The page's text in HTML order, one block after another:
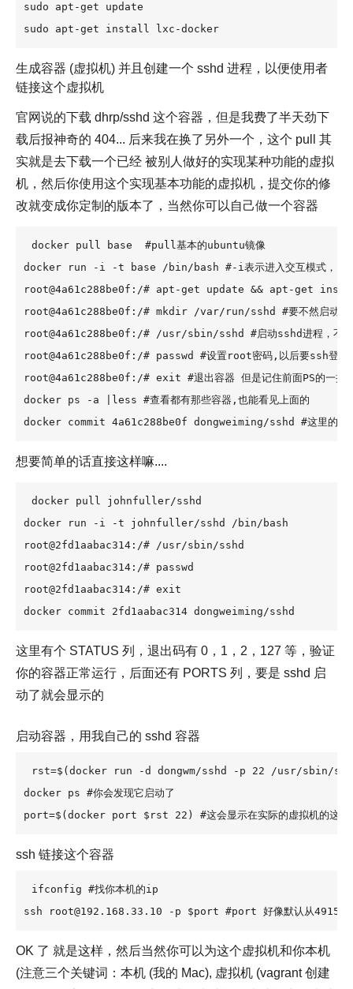
sudo apt-get update
sudo apt-get install lxc-docker
生成容器 (虚拟机) 并且创建一个 sshd 进程，以便使用者
链接这个虚拟机
官网说的下载 dhrp/sshd 这个容器，但是我费了半天劲下
载后报神奇的 404... 后来我在换了另外一个，这个 pull 其
实就是去下载一个已经 被别人做好的实现某种功能的虚拟
机，然后你使用这个实现基本功能的虚拟机，提交你的修
改就变成你定制的版本了，当然你可以自己做一个容器
docker pull base  #pull基本的ubuntu镜像
docker run -i -t base /bin/bash #-i表示进入交互模式，-t为启
root@4a61c288be0f:/# apt-get update && apt-get install
root@4a61c288be0f:/# mkdir /var/run/sshd #要不然启动不
root@4a61c288be0f:/# /usr/sbin/sshd #启动sshd进程，不同
root@4a61c288be0f:/# passwd #设置root密码,以后要ssh登录
root@4a61c288be0f:/# exit #退出容器 但是记住前面PS的一排
docker ps -a |less #查看都有那些容器,也能看见上面的
docker commit 4a61c288be0f dongweiming/sshd #这里的
想要简单的话直接这样嘛....
docker pull johnfuller/sshd
docker run -i -t johnfuller/sshd /bin/bash
root@2fd1aabac314:/# /usr/sbin/sshd
root@2fd1aabac314:/# passwd
root@2fd1aabac314:/# exit
docker commit 2fd1aabac314 dongweiming/sshd
这里有个 STATUS 列，退出码有 0，1，2，127 等，验证
你的容器正常运行，后面还有 PORTS 列，要是 sshd 启
动了就会显示的
启动容器，用我自己的 sshd 容器
rst=$(docker run -d dongwm/sshd -p 22 /usr/sbin/sshd -
docker ps #你会发现它启动了
port=$(docker port $rst 22) #这会显示在实际的虚拟机的这个
ssh 链接这个容器
ifconfig #找你本机的ip
ssh root@192.168.33.10 -p $port #port 好像默认从49153开
OK 了 就是这样，然后当然你可以为这个虚拟机和你本机
(注意三个关键词：本机 (我的 Mac), 虚拟机 (vagrant 创建